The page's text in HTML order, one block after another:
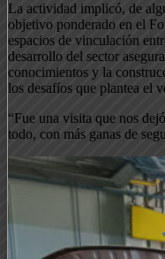
La actividad implicó, de
objetivo ponderado en el
espacios de vinculación
desarrollo del sector
conocimientos y la
los desafíos que plantea el
“Fue una visita que nos
todo, con más ganas de